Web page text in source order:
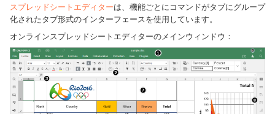
スプレッドシートエディターは、機能ごとにコマンドがタブにグループ
化されたタブ形式のインターフェースを使用しています。
オンラインスプレッドシートエディターのメインウィンドウ：